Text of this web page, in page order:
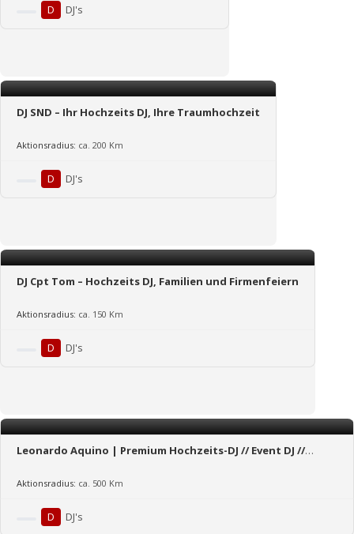
D DJ's
DJ SND – Ihr Hochzeits DJ, Ihre Traumhochzeit
Aktionsradius: ca. 200 Km
D DJ's
DJ Cpt Tom – Hochzeits DJ, Familien und Firmenfeiern
Aktionsradius: ca. 150 Km
D DJ's
Leonardo Aquino | Premium Hochzeits-DJ // Event DJ //
Aktionsradius: ca. 500 Km
D DJ's